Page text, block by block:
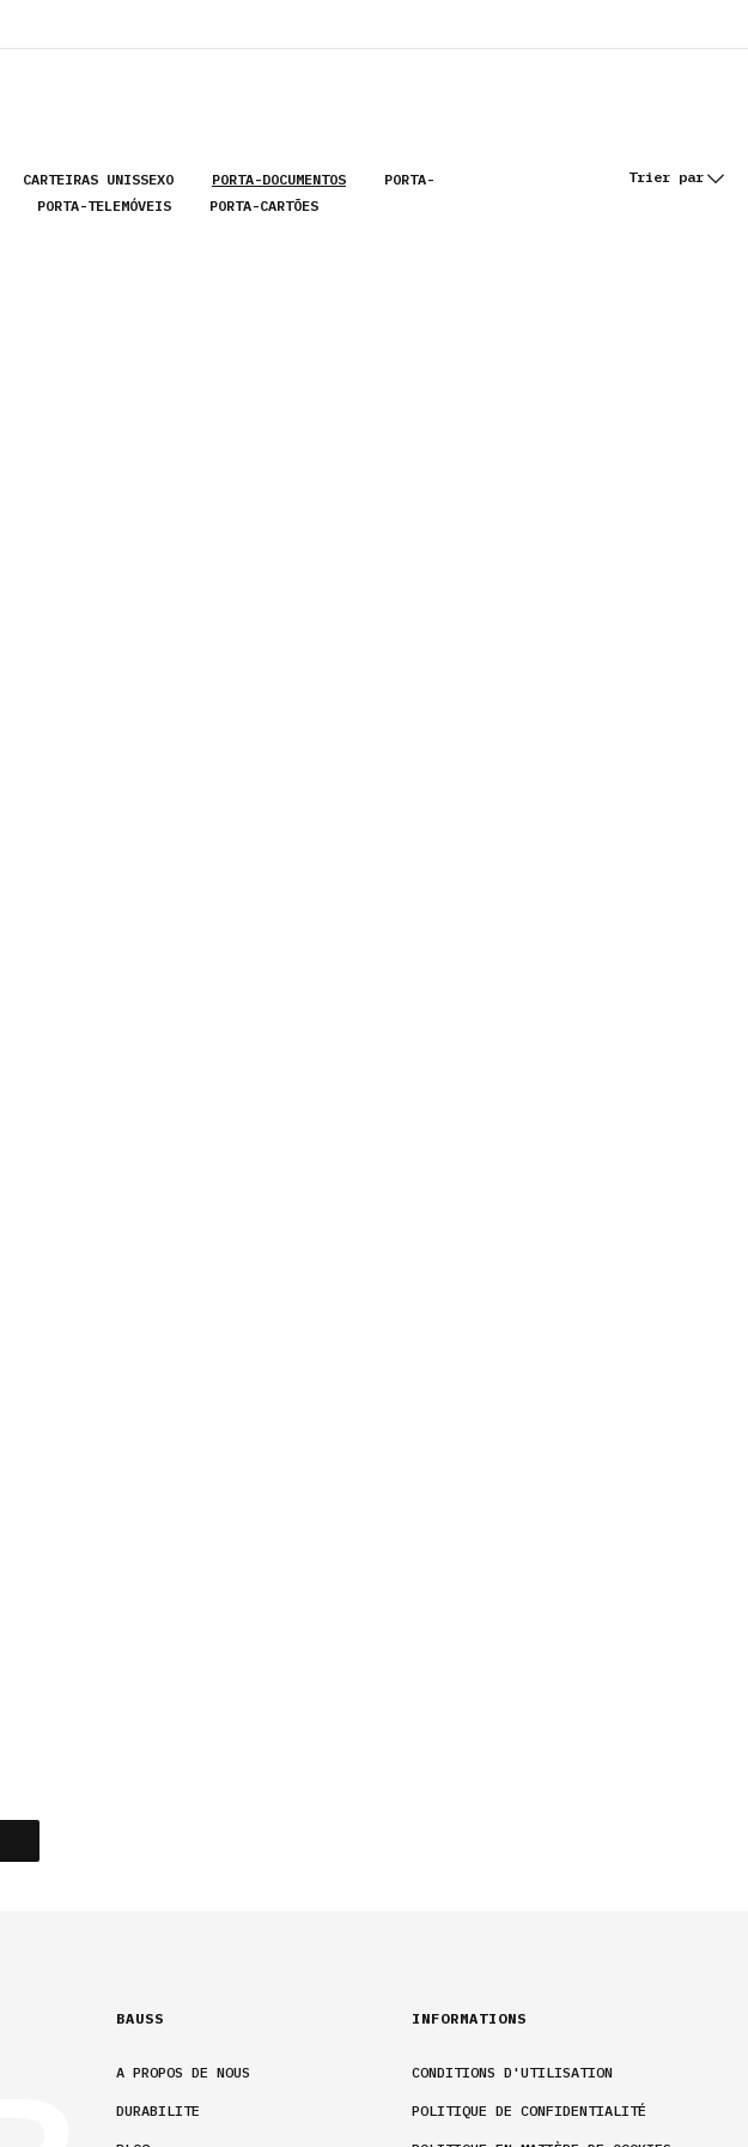
CARTEIRAS UNISSEXO PORTA-DOCUMENTOS
PORTA-
PORTA-TELEMÓVEIS PORTA-CARTÕES
Trier par
BAUSS
A PROPOS DE NOUS
DURABILITE
INFORMATIONS
CONDITIONS D'UTILISATION
POLITIQUE DE CONFIDENTIALITÉ